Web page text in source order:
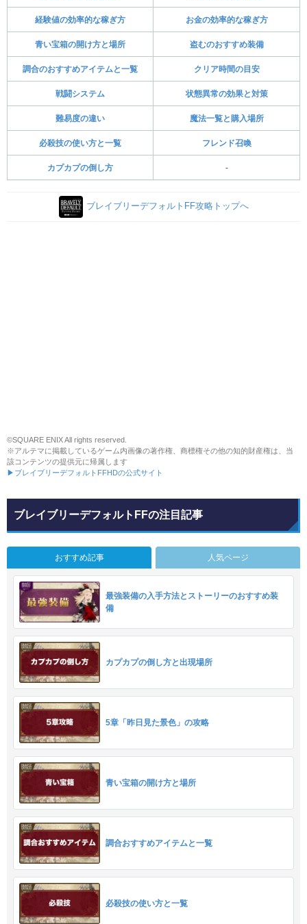
経験値の効率的な稼ぎ方 お金の効率的な稼ぎ方
青い宝箱の開け方と場所 盗むのおすすめ装備
調合のおすすめアイテムと一覧 クリア時間の目安
戦闘システム 状態異常の効果と対策
難易度の違い 魔法一覧と購入場所
必殺技の使い方と一覧 フレンド召喚
カプカプの倒し方 -
ブレイブリーデフォルトFF攻略トップへ
©SQUARE ENIX All rights reserved.
※アルテマに掲載しているゲーム内画像の著作権、商標権その他の知的財産権は、当
該コンテンツの提供元に帰属します
▶ブレイブリーデフォルトFFHDの公式サイト
ブレイブリーデフォルトFFの注目記事
おすすめ記事 人気ページ
最強装備の入手方法とストーリーのおすすめ装
備
カプカプの倒し方と出現場所
5章「昨日見た景色」の攻略
青い宝箱の開け方と場所
調合おすすめアイテムと一覧
必殺技の使い方と一覧